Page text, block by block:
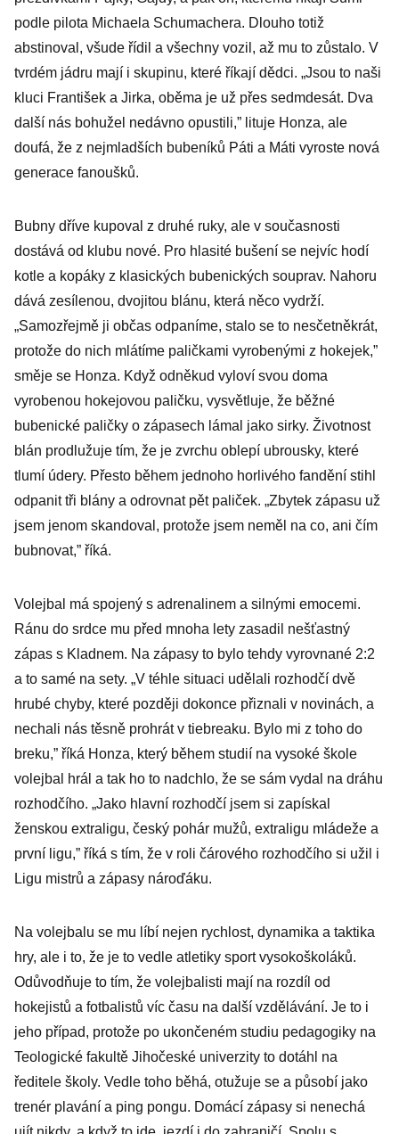
let
podle pilota Michaela Schumachera. Dlouho totiž
abstinoval, všude řídil a všechny vozil, až mu to zůstalo. V
tvrdém jádru mají i skupinu, které říkají dědci. „Jsou to naši
kluci František a Jirka, oběma je už přes sedmdesát. Dva
další nás bohužel nedávno opustili,” lituje Honza, ale
doufá, že z nejmladších bubeníků Páti a Máti vyroste nová
generace fanoušků.
Bubny dříve kupoval z druhé ruky, ale v současnosti
dostává od klubu nové. Pro hlasité bušení se nejvíc hodí
kotle a kopáky z klasických bubenických souprav. Nahoru
dává zesílenou, dvojitou blánu, která něco vydrží.
„Samozřejmě ji občas odpaníme, stalo se to nesčetněkrát,
protože do nich mlátíme paličkami vyrobenými z hokejek,”
směje se Honza. Když odněkud vyloví svou doma
vyrobenou hokejovou paličku, vysvětluje, že běžné
bubenické paličky o zápasech lámal jako sirky. Životnost
blán prodlužuje tím, že je zvrchu oblepí ubrousky, které
tlumí údery. Přesto během jednoho horlivého fandění stihl
odpanit tři blány a odrovnat pět paliček. „Zbytek zápasu už
jsem jenom skandoval, protože jsem neměl na co, ani čím
bubnovat,” říká.
Volejbal má spojený s adrenalinem a silnými emocemi.
Ránu do srdce mu před mnoha lety zasadil nešťastný
zápas s Kladnem. Na zápasy to bylo tehdy vyrovnané 2:2
a to samé na sety. „V téhle situaci udělali rozhodčí dvě
hrubé chyby, které později dokonce přiznali v novinách, a
nechali nás těsně prohrát v tiebreaku. Bylo mi z toho do
breku,” říká Honza, který během studií na vysoké škole
volejbal hrál a tak ho to nadchlo, že se sám vydal na dráhu
rozhodčího. „Jako hlavní rozhodčí jsem si zapískal
ženskou extraligu, český pohár mužů, extraligu mládeže a
první ligu,” říká s tím, že v roli čárového rozhodčího si užil i
Ligu mistrů a zápasy nároďáku.
Na volejbalu se mu líbí nejen rychlost, dynamika a taktika
hry, ale i to, že je to vedle atletiky sport vysokoškoláků.
Odůvodňuje to tím, že volejbalisti mají na rozdíl od
hokejistů a fotbalistů víc času na další vzdělávání. Je to i
jeho případ, protože po ukončeném studiu pedagogiky na
Teologické fakultě Jihočeské univerzity to dotáhl na
ředitele školy. Vedle toho běhá, otužuje se a působí jako
trenér plavání a ping pongu. Domácí zápasy si nenechá